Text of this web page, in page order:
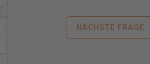
NÄCHSTE FRAGE